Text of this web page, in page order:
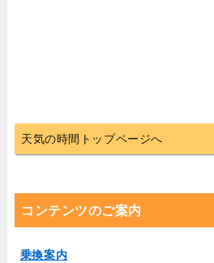
天気の時間トップページへ
コンテンツのご案内
乗換案内